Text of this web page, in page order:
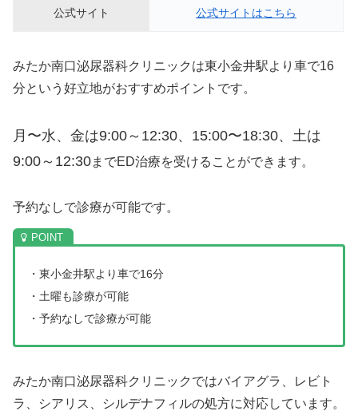
公式サイト 公式サイトはこちら
みたか南口泌尿器科クリニックは東小金井駅より車で16
分という好立地がおすすめポイントです。
月〜水、金は9:00～12:30、15:00〜18:30、 土は
9:00～12:30までED治療を受けることができます。
予約なしで診療が可能です。
・東小金井駅より車で16分
・土曜も診療が可能
・予約なしで診療が可能
みたか南口泌尿器科クリニックではバイアグラ、レビト
ラ、シアリス、シルデナフィルの処方に対応しています。